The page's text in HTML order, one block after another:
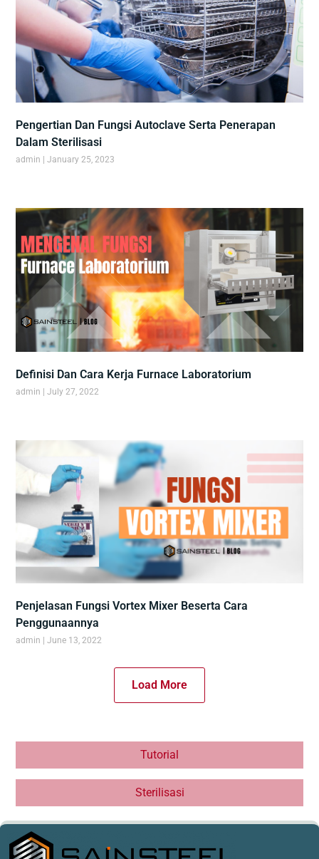
Tutorial
Sterilisasi
Pengertian Dan Fungsi Autoclave Serta Penerapan
Dalam Sterilisasi
admin January 25, 2023
Definisi Dan Cara Kerja Furnace Laboratorium
admin July 27, 2022
Penjelasan Fungsi Vortex Mixer Beserta Cara
Penggunaannya
admin June 13, 2022
Load More